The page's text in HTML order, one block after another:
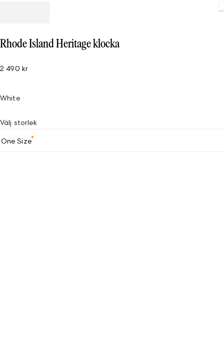
Rhode Island Heritage klocka
2 490 kr
White
Välj storlek
One Size